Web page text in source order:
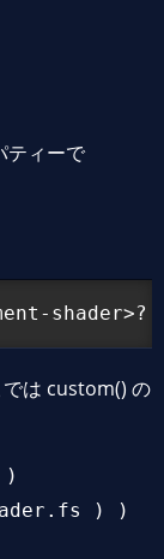
ティーで
は custom() の
)
) )